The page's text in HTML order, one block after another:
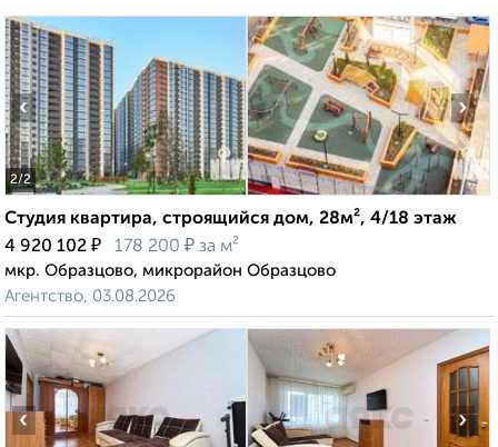
2/2
‹ ›
Студия квартира, строящийся дом, 28м², 4/18 этаж
4 920 102 ₽ 178 200 ₽ за м²
мкр. Образцово, микрорайон Образцово
Агентство, 03.08.2026
‹ ›